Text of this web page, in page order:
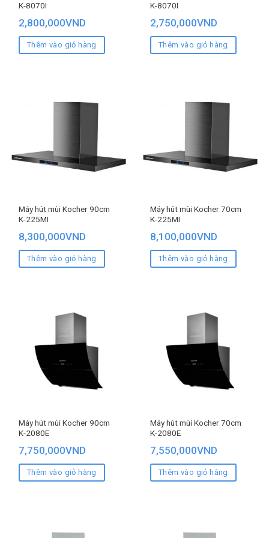
K-8070I
2,800,000VND
Thêm vào giỏ hàng
K-8070I
2,750,000VND
Thêm vào giỏ hàng
Máy hút mùi Kocher 90cm
K-225MI
8,300,000VND
Thêm vào giỏ hàng
Máy hút mùi Kocher 70cm
K-225MI
8,100,000VND
Thêm vào giỏ hàng
Máy hút mùi Kocher 90cm
K-2080E
7,750,000VND
Thêm vào giỏ hàng
Máy hút mùi Kocher 70cm
K-2080E
7,550,000VND
Thêm vào giỏ hàng